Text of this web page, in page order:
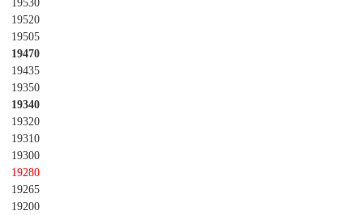
19530
19520
19505
19470
19435
19350
19340
19320
19310
19300
19280
19265
19200